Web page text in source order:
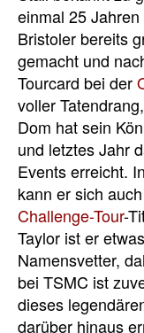
einmal 25
Bristoler bereits
gemacht und
Tourcard bei der
voller
Dom hat sein
und letztes Jahr
Events erreicht.
kann er sich
Challenge-Tour-
Taylor ist er
Namensvetter,
bei TSMC ist
dieses
darüber hinaus